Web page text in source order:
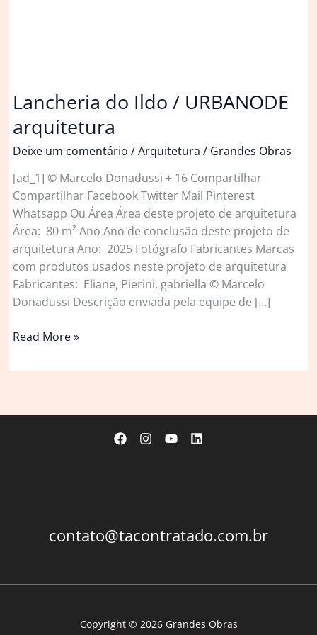
Lancheria do Ildo / URBANODE
arquitetura
Deixe um comentário /Arquitetura / Grandes Obras
[ad_1] © Marcelo Donadussi + 16 Compartilhar
Compartilhar Facebook Twitter Mail Pinterest
Whatsapp Ou Área Área deste projeto de arquitetura
Área: 80 m² Ano Ano de conclusão deste projeto de
arquitetura Ano: 2025 Fotógrafo Fabricantes Marcas
com produtos usados neste projeto de arquitetura
Fabricantes: Eliane, Pierini, gabriella © Marcelo
Donadussi Descrição enviada pela equipe de […]
Lancheria
Ildo
Read More »
contato@tacontratado.com.br
Copyright © 2026 Grandes Obras